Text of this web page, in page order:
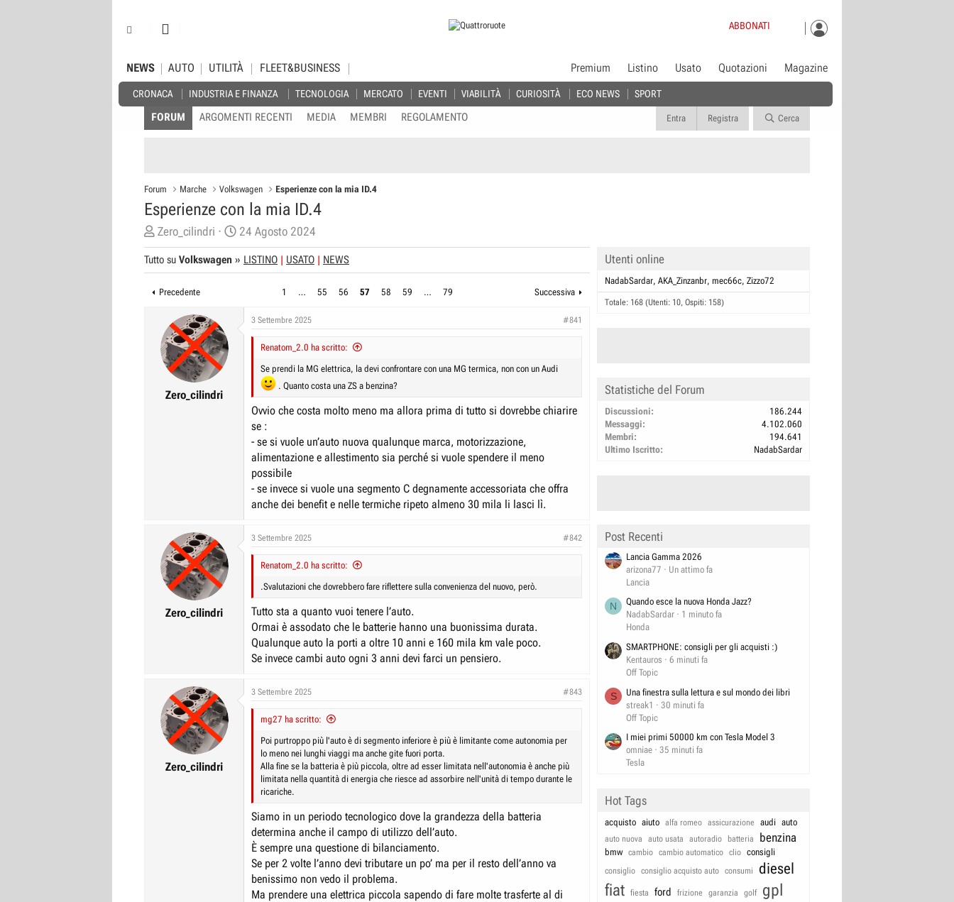
ABBONATI
NEWS
CRONACA INDUSTRIA E FINANZA TECNOLOGIA MERCATO EVENTI VIABILITÀ CURIOSITÀ ECO NEWS SPORT
AUTO UTILITÀ FLEET&BUSINESS Premium Listino Usato Quotazioni Magazine
FORUM ARGOMENTI RECENTI MEDIA MEMBRI REGOLAMENTO Entra Registra Cerca
Forum Marche Volkswagen Esperienze con la mia ID.4
Esperienze con la mia ID.4
C
r
e
t
e
D
Zero_cilindri
D
a
t
24 Agosto 2024
Tutto su Volkswagen » LISTINO USATO NEWS
Precedente 1 … 55 56 57 58 59 … 79 Successiva
Zero_cilindri
3 Settembre 2025 #841
Renatom_2.0 ha scritto:
Se prendi la MG elettrica, la devi confrontare con una MG termica, non con un Audi
. Quanto costa una ZS a benzina?
Ovvio che costa molto meno ma allora prima di tutto si dovrebbe chiarire
se :
- se si vuole un’auto nuova qualunque marca, motorizzazione,
alimentazione e allestimento sia perché si vuole spendere il meno
possibile
- se invece si vuole una segmento C degnamente accessoriata che offra
anche dei benefit e nelle termiche ripeto almeno 30 mila li lasci lì.
Zero_cilindri
3 Settembre 2025 #842
Renatom_2.0 ha scritto:
.Svalutazioni che dovrebbero fare riflettere sulla convenienza del nuovo, però.
Tutto sta a quanto vuoi tenere l’auto.
Ormai è assodato che le batterie hanno una buonissima durata.
Qualunque auto la porti a oltre 10 anni e 160 mila km vale poco.
Se invece cambi auto ogni 3 anni devi farci un pensiero.
Zero_cilindri
3 Settembre 2025 #843
mg27 ha scritto:
Poi purtroppo più l'auto è di segmento inferiore è più è limitante come autonomia per
lo meno nei lunghi viaggi ma anche gite fuori porta.
Alla fine se la batteria è più piccola, oltre ad esser limitata nell'autonomia è anche più
limitata nella quantità di energia che riesce ad assorbire nell'unità di tempo durante le
ricariche.
Siamo in un periodo tecnologico dove la grandezza della batteria
determina anche il campo di utilizzo dell’auto.
È sempre una questione di bilanciamento.
Se per 2 volte l’anno devi tributare un po’ ma per il resto dell’anno va
benissimo non vedo il problema.
Ma prendere una elettrica piccola sapendo di fare molte trasferte al di
Utenti online
NadabSardar AKA_Zinzanbr mec66c Zizzo72
Totale: 168 (Utenti: 10, Ospiti: 158)
Statistiche del Forum
Discussioni
186.244
Messaggi
4.102.060
Membri
194.641
Ultimo Iscritto
NadabSardar
Post Recenti
Lancia Gamma 2026
arizona77
Un attimo fa
Lancia
N
Quando esce la nuova Honda Jazz?
NadabSardar
1 minuto fa
Honda
SMARTPHONE: consigli per gli acquisti :)
Kentauros
6 minuti fa
Off Topic
S
Una finestra sulla lettura e sul mondo dei libri
streak1
30 minuti fa
Off Topic
I miei primi 50000 km con Tesla Model 3
omniae
35 minuti fa
Tesla
Hot Tags
acquisto aiuto alfa romeo assicurazione audi auto
auto nuova auto usata autoradio batteria benzina
bmw cambio cambio automatico clio consigli
consiglio consiglio acquisto auto consumi diesel
fiat fiesta ford frizione garanzia golf gpl